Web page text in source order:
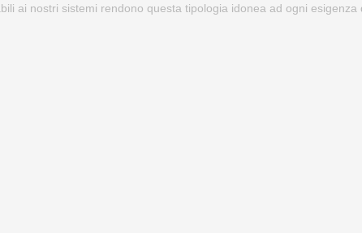
ai nostri sistemi rendono questa tipologia idonea ad ogni esigenza